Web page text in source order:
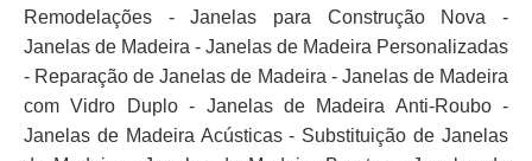
Remodelações - Janelas para Construção Nova -
Janelas de Madeira - Janelas de Madeira Personalizadas
- Reparação de Janelas de Madeira - Janelas de Madeira
com Vidro Duplo - Janelas de Madeira Anti-Roubo -
Janelas de Madeira Acústicas - Substituição de Janelas